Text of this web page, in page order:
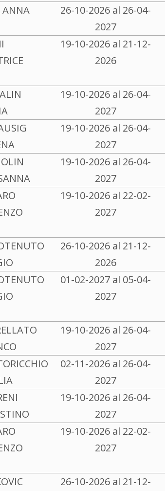
ANNA
26-10-2026 al 26-04-
2027
19-10-2026 al 21-12-
2026
19-10-2026 al 26-04-
2027
19-10-2026 al 26-04-
2027
19-10-2026 al 26-04-
2027
19-10-2026 al 22-02-
2027
26-10-2026 al 21-12-
2026
01-02-2027 al 05-04-
2027
19-10-2026 al 26-04-
2027
02-11-2026 al 26-04-
2027
19-10-2026 al 26-04-
2027
19-10-2026 al 22-02-
2027
26-10-2026 al 21-12-